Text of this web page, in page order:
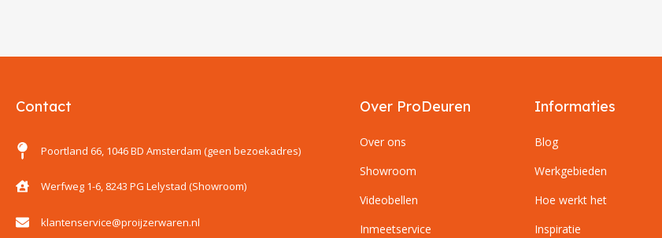
Contact
Poortland 66, 1046 BD Amsterdam (geen bezoekadres)
Werfweg 1-6, 8243 PG Lelystad (Showroom)
klantenservice@proijzerwaren.nl
Over ProDeuren
Over ons
Showroom
Videobellen
Inmeetservice
Informaties
Blog
Werkgebieden
Hoe werkt het
Inspiratie